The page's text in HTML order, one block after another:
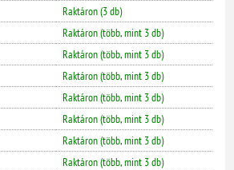
Raktáron (3 db)
Raktáron (több, mint 3 db)
Raktáron (több, mint 3 db)
Raktáron (több, mint 3 db)
Raktáron (több, mint 3 db)
Raktáron (több, mint 3 db)
Raktáron (több, mint 3 db)
Raktáron (több, mint 3 db)